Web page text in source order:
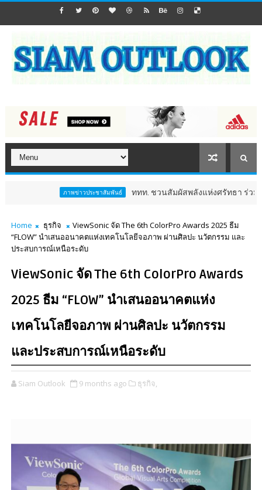
ภาพข่าวประชาสัมพันธ์ ททท. ชวนสัมผัสพลังแห่งศรัทธา ร่วมงาน "ห่มผ้าหลว
Home ธุรกิจ
ViewSonic จัด The 6th ColorPro Awards 2025 ธีม
“FLOW” นำเสนออนาคตแห่งเทคโนโลยีจอภาพ ผ่านศิลปะ นวัตกรรม และ
ประสบการณ์เหนือระดับ
ViewSonic จัด The 6th ColorPro Awards
2025 ธีม “FLOW” นำเสนออนาคตแห่ง
เทคโนโลยีจอภาพ ผ่านศิลปะ นวัตกรรม
และประสบการณ์เหนือระดับ
Siam Outlook 9 months ago ธุรกิจ,